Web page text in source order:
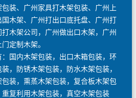
装、广州家具打木架包装、广州上
木架、广州打出口底托盘、广州打
木架公司，广州做出口木架，广州
定制木架。
国内木架包装，出口木箱包装，环
，防锈木架包装，防水木架包装，
装，熏蒸木架包装，复合板木架包
复利用木架包装，真空木架包装